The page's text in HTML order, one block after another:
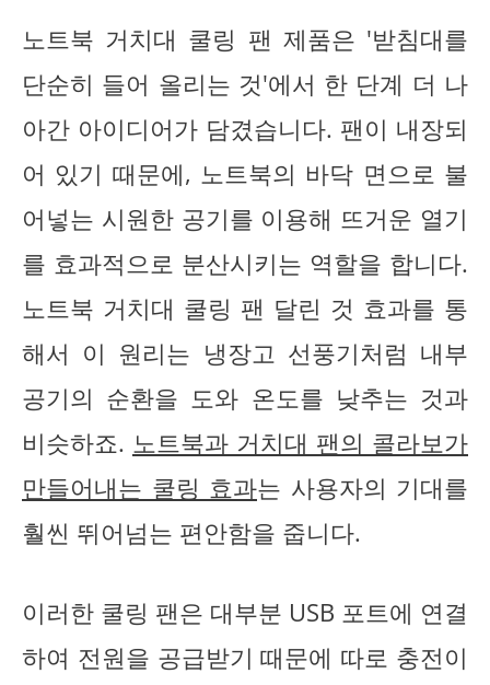
노트북 거치대 쿨링 팬 제품은 '받침대를
단순히 들어 올리는 것'에서 한 단계 더 나
아간 아이디어가 담겼습니다. 팬이 내장되
어 있기 때문에, 노트북의 바닥 면으로 불
어넣는 시원한 공기를 이용해 뜨거운 열기
를 효과적으로 분산시키는 역할을 합니다.
노트북 거치대 쿨링 팬 달린 것 효과를 통
해서 이 원리는 냉장고 선풍기처럼 내부
공기의 순환을 도와 온도를 낮추는 것과
비슷하죠. 노트북과 거치대 팬의 콜라보가
만들어내는 쿨링 효과는 사용자의 기대를
훨씬 뛰어넘는 편안함을 줍니다.
이러한 쿨링 팬은 대부분 USB 포트에 연결
하여 전원을 공급받기 때문에 따로 충전이